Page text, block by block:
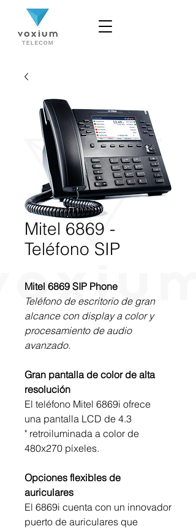
Mitel 6869 -
Teléfono SIP
Mitel 6869 SIP Phone
Teléfono de escritorio de gran
alcance con display a color y
procesamiento de audio
avanzado.
Gran pantalla de color de alta
resolución
El teléfono Mitel 6869i ofrece
una pantalla LCD de 4.3
" retroiluminada a color de
480x270 píxeles.
Opciones flexibles de
auriculares
El 6869i cuenta con un innovador
puerto de auriculares que